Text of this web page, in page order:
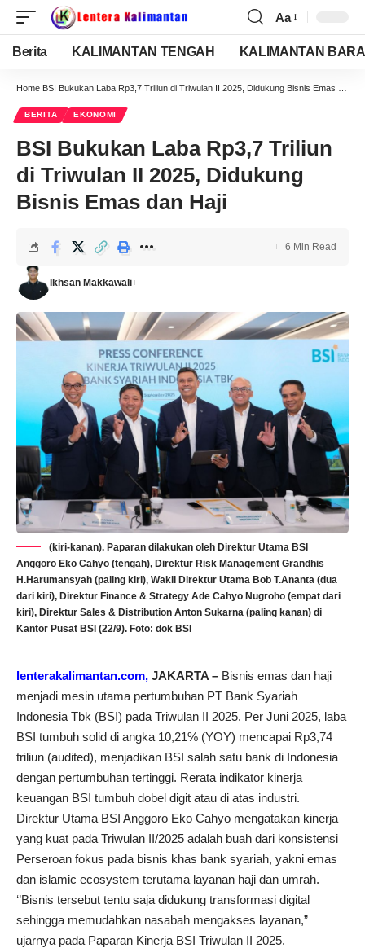
Aa
Berita KALIMANTAN TENGAH KALIMANTAN
Home BSI Bukukan Laba Rp3,7 Triliun di Triwulan II 2025, Didukung Bisnis Emas dan Haji
BERITA EKONOMI
BSI Bukukan Laba Rp3,7 Triliun
di Triwulan II 2025, Didukung
Bisnis Emas dan Haji
Ikhsan Makkawali
6 Min Read
(kiri-kanan). Paparan dilakukan oleh Direktur Utama BSI
Anggoro Eko Cahyo (tengah), Direktur Risk Management Grandhis
H.Harumansyah (paling kiri), Wakil Direktur Utama Bob T.Ananta (dua
dari kiri), Direktur Finance & Strategy Ade Cahyo Nugroho (empat dari
kiri), Direktur Sales & Distribution Anton Sukarna (paling kanan) di
Kantor Pusat BSI (22/9). Foto: dok BSI
lenterakalimantan.com, JAKARTA – Bisnis emas dan haji
menjadi mesin utama pertumbuhan PT Bank Syariah
Indonesia Tbk (BSI) pada Triwulan II 2025. Per Juni 2025, laba
BSI tumbuh solid di angka 10,21% (YOY) mencapai Rp3,74
triliun (audited), menjadikan BSI salah satu bank di Indonesia
dengan pertumbuhan tertinggi. Rerata indikator kinerja
keuangan BSI tumbuh dobel digit atau di atas industri.
Direktur Utama BSI Anggoro Eko Cahyo mengatakan kinerja
yang kuat pada Triwulan II/2025 adalah buah dari konsistensi
Perseroan fokus pada bisnis khas bank syariah, yakni emas
dan islamic ecosystem terutama layanan haji dan umrah.
‘’Bisnis tersebut tentu saja didukung transformasi digital
sehingga memudahkan nasabah mengakses layanan,”
ujarnya pada Paparan Kinerja BSI Triwulan II 2025.